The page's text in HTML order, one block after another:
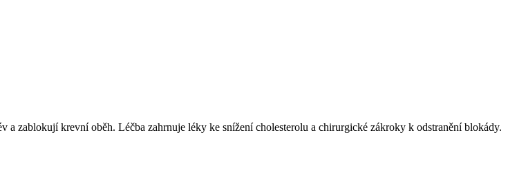
a zablokují krevní oběh. Léčba zahrnuje léky ke snížení cholesterolu a chirurgické zákroky k odstranění blokády.